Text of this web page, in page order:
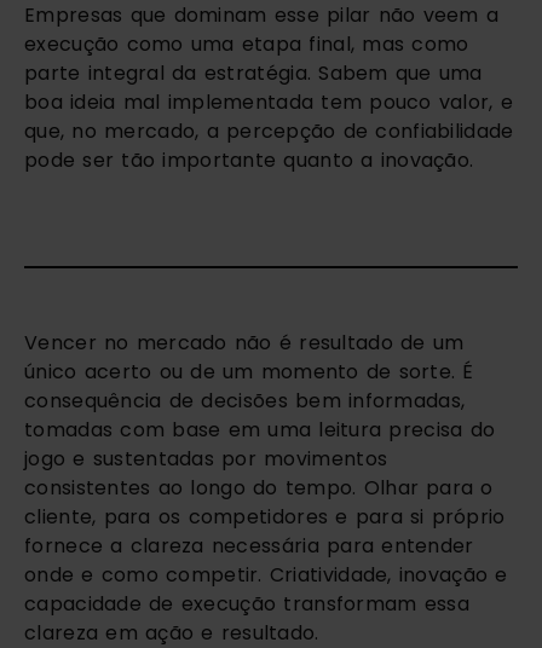
Empresas que dominam esse pilar não veem a
execução como uma etapa final, mas como
parte integral da estratégia. Sabem que uma
boa ideia mal implementada tem pouco valor, e
que, no mercado, a percepção de confiabilidade
pode ser tão importante quanto a inovação.
Vencer no mercado não é resultado de um
único acerto ou de um momento de sorte. É
consequência de decisões bem informadas,
tomadas com base em uma leitura precisa do
jogo e sustentadas por movimentos
consistentes ao longo do tempo. Olhar para o
cliente, para os competidores e para si próprio
fornece a clareza necessária para entender
onde e como competir. Criatividade, inovação e
capacidade de execução transformam essa
clareza em ação e resultado.